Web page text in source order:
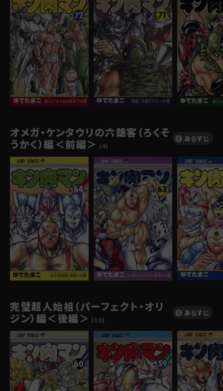
オメガ・ケンタウリの六鎗客（ろくそ
うかく）編＜前編＞ (4)
あらすじ
完璧超人始祖（パーフェクト・オリ
ジン）編＜後編＞ (10)
あらすじ